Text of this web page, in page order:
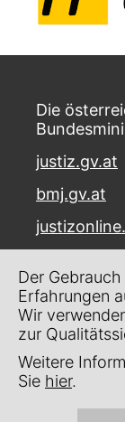
Die
justiz.gv.at
bmj.gv.at
1070 Wien
Kontakt
Der
Erfahrungen
Wir
zur
Weitere
Sie hier.